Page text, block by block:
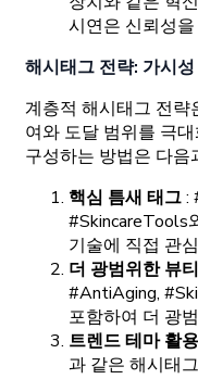
시연은 신뢰성
해시태그 전략: 가시
계층적 해시태그 전
여와 도달 범위를 극
구성하는 방법은 다음
핵심 틈새 태그:
#SkincareTools
기술에 직접 관
더 광범위한 뷰
#AntiAging,
포함하여 더 광
트렌드 테마 활용
과 같은 해시태